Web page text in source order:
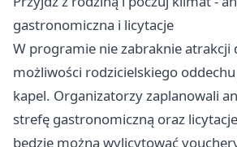
gastronomiczna i licytacje
W programie nie zabraknie atrakcji
możliwości rodzicielskiego
kapel. Organizatorzy zaplanowali
strefę gastronomiczną oraz
będzie można wylicytować